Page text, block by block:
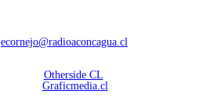
ecornejo@radioaconcagua.cl
Otherside CL
Graficmedia.cl